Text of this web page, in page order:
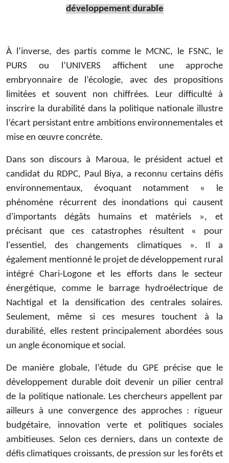
développement durable
À l’inverse, des partis comme le MCNC, le FSNC, le
PURS ou l’UNIVERS affichent une approche
embryonnaire de l’écologie, avec des propositions
limitées et souvent non chiffrées. Leur difficulté à
inscrire la durabilité dans la politique nationale illustre
l’écart persistant entre ambitions environnementales et
mise en œuvre concrète.
Dans son discours à Maroua, le président actuel et
candidat du RDPC, Paul Biya, a reconnu certains défis
environnementaux, évoquant notamment « le
phénomène récurrent des inondations qui causent
d'importants dégâts humains et matériels », et
précisant que ces catastrophes résultent « pour
l'essentiel, des changements climatiques ». Il a
également mentionné le projet de développement rural
intégré Chari-Logone et les efforts dans le secteur
énergétique, comme le barrage hydroélectrique de
Nachtigal et la densification des centrales solaires.
Seulement, même si ces mesures touchent à la
durabilité, elles restent principalement abordées sous
un angle économique et social.
De manière globale, l’étude du GPE précise que le
développement durable doit devenir un pilier central
de la politique nationale. Les chercheurs appellent par
ailleurs à une convergence des approches : rigueur
budgétaire, innovation verte et politiques sociales
ambitieuses. Selon ces derniers, dans un contexte de
défis climatiques croissants, de pression sur les forêts et